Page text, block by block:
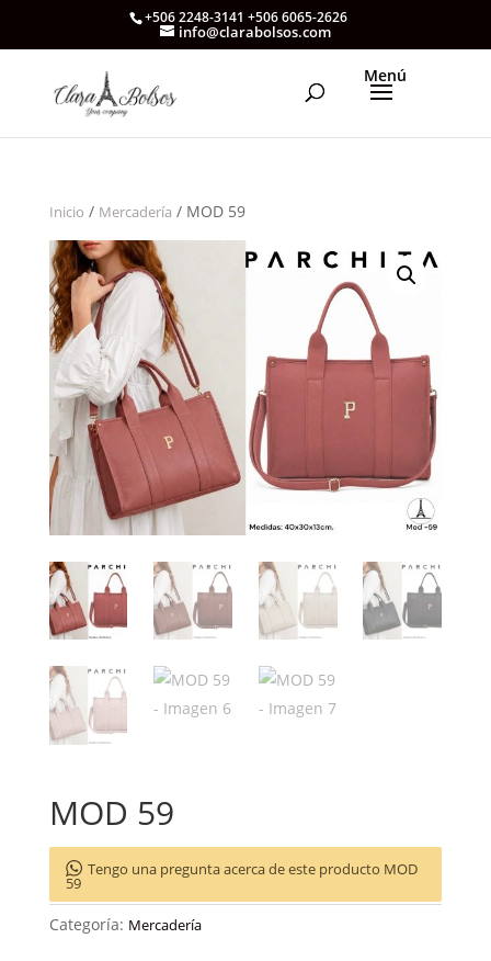
+506 2248-3141 +506 6065-2626
info@clarabolsos.com
Inicio / Mercadería / MOD 59
MOD 59
Tengo una pregunta acerca de este producto MOD
59
Categoría: Mercadería